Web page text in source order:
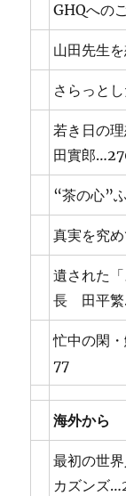
GHQへの
山田先生
さらっと
若き日の
田實郎
“茶の心”
真実を究
遺された
長 田平
忙中の閑
77
海外から
最初の世
カズンズ